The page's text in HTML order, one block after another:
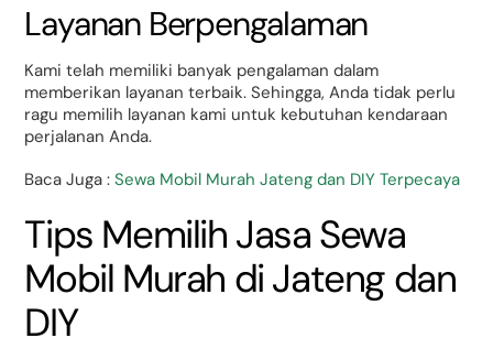
Layanan Berpengalaman
Kami telah memiliki banyak pengalaman dalam
memberikan layanan terbaik. Sehingga, Anda tidak perlu
ragu memilih layanan kami untuk kebutuhan kendaraan
perjalanan Anda.
Baca Juga :Sewa Mobil Murah Jateng dan DIY Terpecaya
Tips Memilih Jasa Sewa
Mobil Murah di Jateng dan
DIY